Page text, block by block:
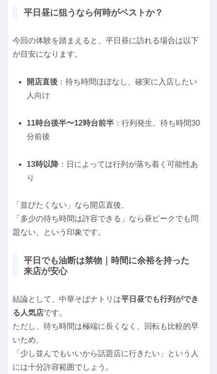
平日昼に狙うなら何時がベストか？
今回の体験を踏まえると、平日昼に訪れる場合は以下
が目安になります。
開店直後 ：待ち時間ほぼなし、確実に入店したい
人向け
11時台後半〜12時台前半 ：行列発生、待ち時間30
分前後
13時以降 ：日によっては行列が落ち着く可能性あ
り
「並びたくない」なら開店直後、
「多少の待ち時間は許容できる」なら昼ピークでも問
題ない、という印象です。
平日でも油断は禁物｜時間に余裕を持った
来店が安心
結論として、中華そばナトリは平日昼でも行列ができ
る人気店です。
ただし、待ち時間は極端に長くなく、回転も比較的早
いため、
「少し並んでもいいから話題店に行きたい」という人
には十分許容範囲でしょう。